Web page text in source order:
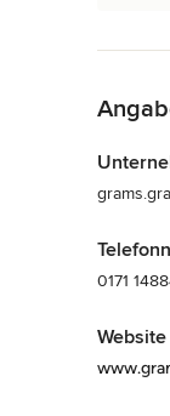
0171
Website